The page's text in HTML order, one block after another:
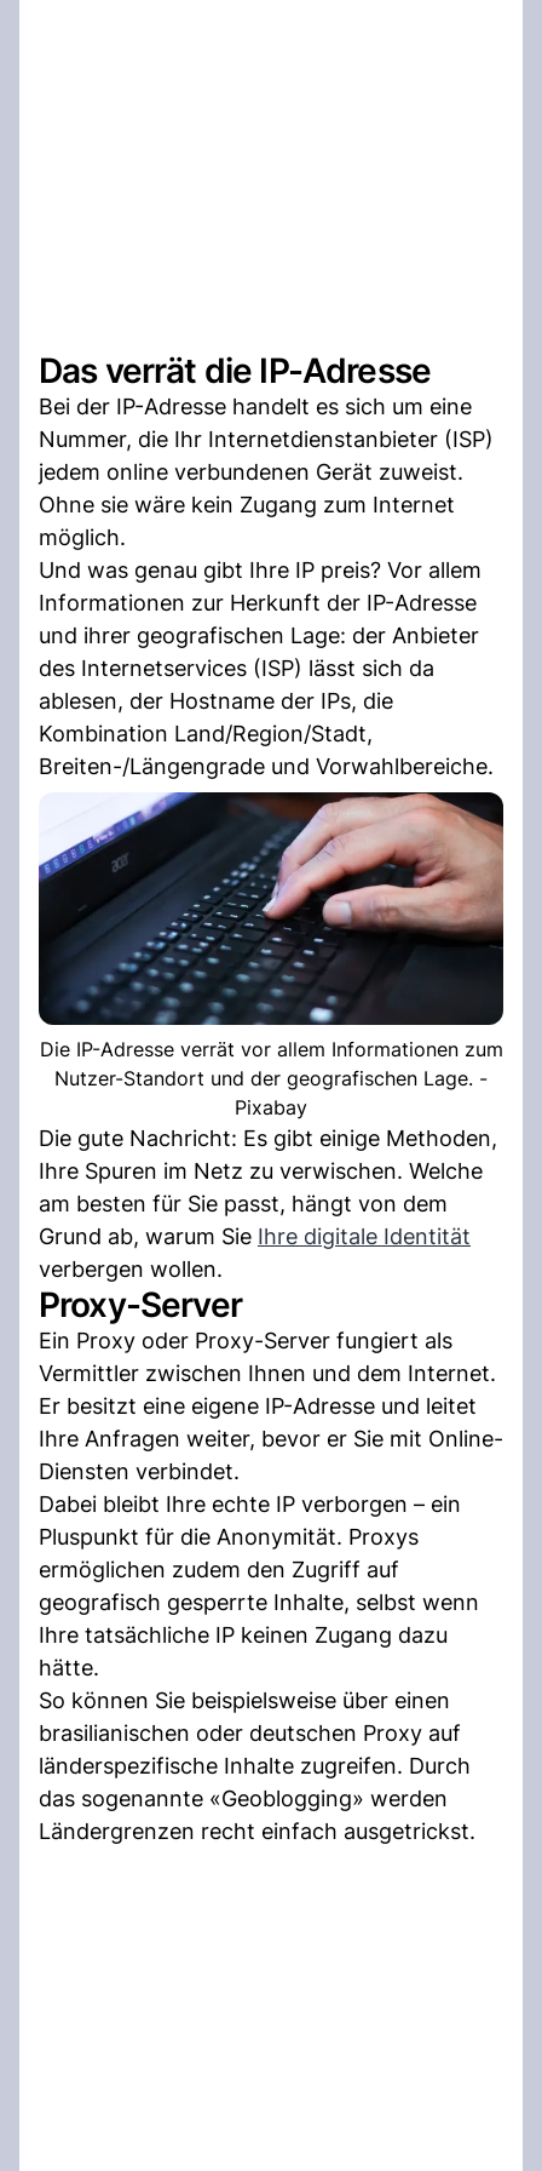
Das verrät die IP-Adresse
Bei der IP-Adresse handelt es sich um eine
Nummer, die Ihr Internetdienstanbieter (ISP)
jedem online verbundenen Gerät zuweist.
Ohne sie wäre kein Zugang zum Internet
möglich.
Und was genau gibt Ihre IP preis? Vor allem
Informationen zur Herkunft der IP-Adresse
und ihrer geografischen Lage: der Anbieter
des Internetservices (ISP) lässt sich da
ablesen, der Hostname der IPs, die
Kombination Land/Region/Stadt,
Breiten-/Längengrade und Vorwahlbereiche.
Die IP-Adresse verrät vor allem Informationen zum
Nutzer-Standort und der geografischen Lage. -
Pixabay
Die gute Nachricht: Es gibt einige Methoden,
Ihre Spuren im Netz zu verwischen. Welche
am besten für Sie passt, hängt von dem
Grund ab, warum Sie Ihre digitale Identität
verbergen wollen.
Proxy-Server
Ein Proxy oder Proxy-Server fungiert als
Vermittler zwischen Ihnen und dem Internet.
Er besitzt eine eigene IP-Adresse und leitet
Ihre Anfragen weiter, bevor er Sie mit Online-
Diensten verbindet.
Dabei bleibt Ihre echte IP verborgen – ein
Pluspunkt für die Anonymität. Proxys
ermöglichen zudem den Zugriff auf
geografisch gesperrte Inhalte, selbst wenn
Ihre tatsächliche IP keinen Zugang dazu
hätte.
So können Sie beispielsweise über einen
brasilianischen oder deutschen Proxy auf
länderspezifische Inhalte zugreifen. Durch
das sogenannte «Geoblogging» werden
Ländergrenzen recht einfach ausgetrickst.